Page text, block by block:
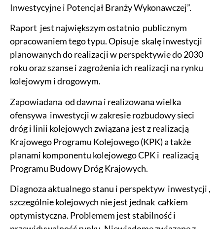
Inwestycyjne i Potencjał Branży Wykonawczej”.
Raport jest największym ostatnio publicznym
opracowaniem tego typu. Opisuje skalę inwestycji
planowanych do realizacji w perspektywie do 2030
roku oraz szanse i zagrożenia ich realizacji na rynku
kolejowym i drogowym.
Zapowiadana od dawna i realizowana wielka
ofensywa inwestycji w zakresie rozbudowy sieci
dróg i linii kolejowych związana jest z realizacją
Krajowego Programu Kolejowego (KPK) a także
planami komponentu kolejowego CPK i realizacją
Programu Budowy Dróg Krajowych.
Diagnoza aktualnego stanu i perspektyw inwestycji ,
szczególnie kolejowych nie jest jednak całkiem
optymistyczna. Problemem jest stabilność i